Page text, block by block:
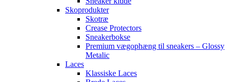
Skoprodukter
Skotræ
Crease Protectors
Sneakerbokse
Premium vægophæng til sneakers – Glossy
Metalic
Laces
Klassiske Laces